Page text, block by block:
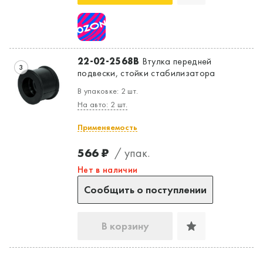
Да, верно Нет, выбрать другой
3 22-02-2568B Втулка передней
подвески, стойки стабилизатора
В упаковке: 2 шт.
На авто: 2 шт.
Применяемость
566 ₽ / упак.
Нет в наличии
Сообщить о поступлении
В корзину